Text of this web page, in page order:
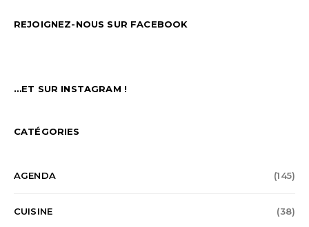
REJOIGNEZ-NOUS SUR FACEBOOK
…ET SUR INSTAGRAM !
CATÉGORIES
AGENDA (145)
CUISINE (38)